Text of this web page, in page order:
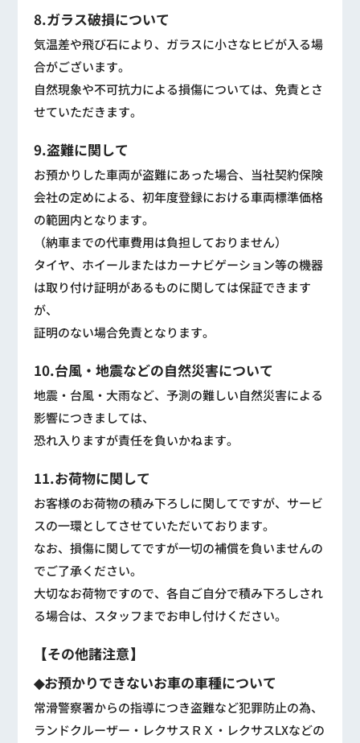
8.ガラス破損について
気温差や飛び石により、ガラスに小さなヒビが入る場
合がございます。
自然現象や不可抗力による損傷については、免責とさ
せていただきます。
9.盗難に関して
お預かりした車両が盗難にあった場合、当社契約保険
会社の定めによる、初年度登録における車両標準価格
の範囲内となります。
（納車までの代車費用は負担しておりません）
タイヤ、ホイールまたはカーナビゲーション等の機器
は取り付け証明があるものに関しては保証できます
が、
証明のない場合免責となります。
10.台風・地震などの自然災害について
地震・台風・大雨など、予測の難しい自然災害による
影響につきましては、
恐れ入りますが責任を負いかねます。
11.お荷物に関して
お客様のお荷物の積み下ろしに関してですが、サービ
スの一環としてさせていただいております。
なお、損傷に関してですが一切の補償を負いませんの
でご了承ください。
大切なお荷物ですので、各自ご自分で積み下ろしされ
る場合は、スタッフまでお申し付けください。
【その他諸注意】
◆お預かりできないお車の車種について
常滑警察署からの指導につき盗難など犯罪防止の為、
ランドクルーザー・レクサスＲＸ・レクサスLXなどの